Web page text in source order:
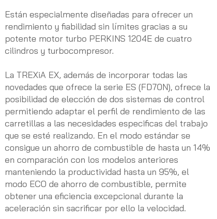
Están especialmente diseñadas para ofrecer un
rendimiento y fiabilidad sin límites gracias a su
potente motor turbo PERKINS 1204E de cuatro
cilindros y turbocompresor.
La TREXiA EX, además de incorporar todas las
novedades que ofrece la serie ES (FD70N), ofrece la
posibilidad de elección de dos sistemas de control
permitiendo adaptar el perfil de rendimiento de las
carretillas a las necesidades especificas del trabajo
que se esté realizando. En el modo estándar se
consigue un ahorro de combustible de hasta un 14%
en comparación con los modelos anteriores
manteniendo la productividad hasta un 95%, el
modo ECO de ahorro de combustible, permite
obtener una eficiencia excepcional durante la
aceleración sin sacrificar por ello la velocidad.